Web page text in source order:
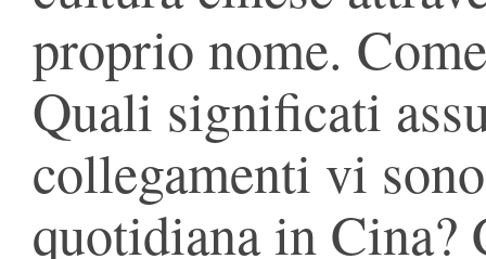
proprio nome.
Quali significati
collegamenti vi
quotidiana in